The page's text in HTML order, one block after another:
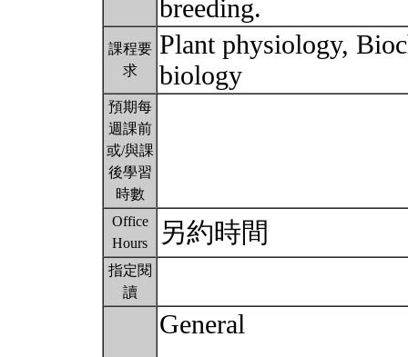
breeding.
課程要
求
Plant physiology,
biology
預期每
週課前
或/與課
後學習
時數
Office
Hours
另約時間
指定閱
讀
General